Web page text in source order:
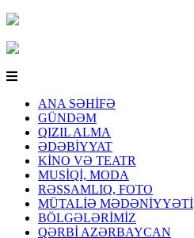
ANA SƏHİFƏ
GÜNDƏM
QIZIL ALMA
ƏDƏBİYYAT
KİNO VƏ TEATR
MUSİQİ, MODA
RƏSSAMLIQ, FOTO
MÜTALİƏ MƏDƏNİYYƏTİ
BÖLGƏLƏRİMİZ
QƏRBİ AZƏRBAYCAN